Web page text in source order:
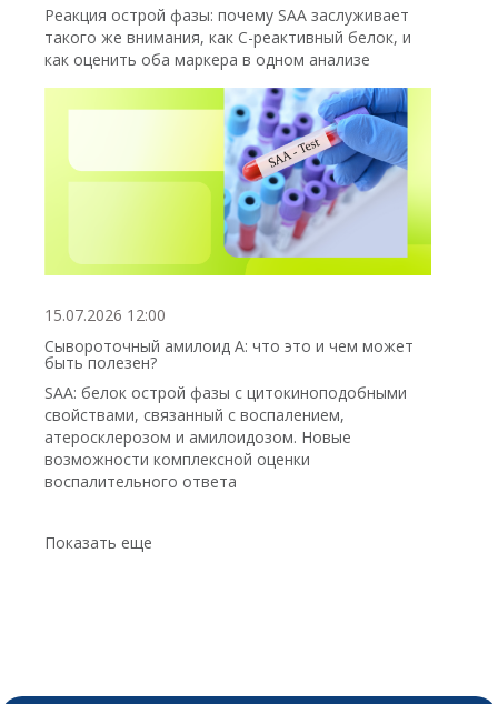
Реакция острой фазы: почему SAA заслуживает
такого же внимания, как С-реактивный белок, и
как оценить оба маркера в одном анализе
15.07.2026 12:00
Сывороточный амилоид А: что это и чем может
быть полезен?
SAA: белок острой фазы с цитокиноподобными
свойствами, связанный с воспалением,
атеросклерозом и амилоидозом. Новые
возможности комплексной оценки
воспалительного ответа
Показать еще